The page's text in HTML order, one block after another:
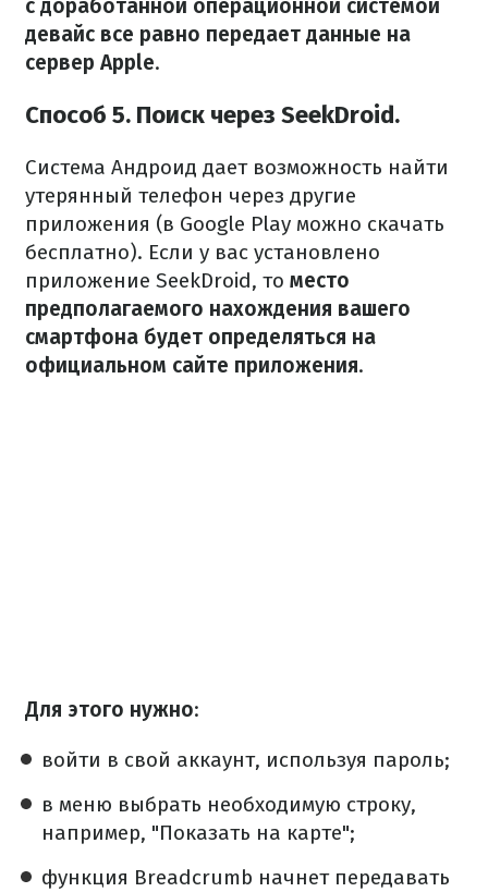
с доработанной операционной системой
девайс все равно передает данные на
сервер Apple.
Способ 5. Поиск через SeekDroid.
Система Андроид дает возможность найти
утерянный телефон через другие
приложения (в Google Play можно скачать
бесплатно). Если у вас установлено
приложение SeekDroid, то место
предполагаемого нахождения вашего
смартфона будет определяться на
официальном сайте приложения.
Для этого нужно:
войти в свой аккаунт, используя пароль;
в меню выбрать необходимую строку,
например, "Показать на карте";
функция Breadcrumb начнет передавать